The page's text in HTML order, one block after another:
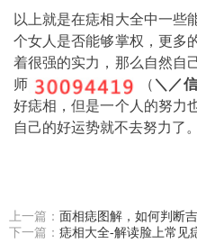
以上就是在痣相大全中一些
个女人是否能够掌权，更多
着很强的实力，那么自然自
师
（ ＼／信
好痣相，但是一个人的努力
自己的好运势就不去努力了。
上一篇： 面相痣图解，如何判断
下一篇： 痣相大全-解读脸上常见